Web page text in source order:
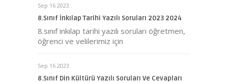
Sep 16 2023
8.Sınıf İnkılap Tarihi Yazılı Soruları 2023 2024
8.sınıf inkılap tarihi yazılı soruları öğretmen,
öğrenci ve velilerimiz için
Sep 16 2023
8.Sınıf Din Kültürü Yazılı Soruları Ve Cevapları